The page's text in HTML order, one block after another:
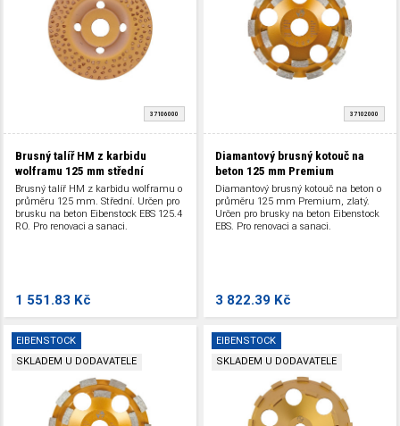
37106000
Brusný talíř HM z karbidu
wolframu 125 mm střední
Brusný talíř HM z karbidu wolframu o
průměru 125 mm. Střední. Určen pro
brusku na beton Eibenstock EBS 125.4
RO. Pro renovaci a sanaci.
1 551.83 Kč
37102000
Diamantový brusný kotouč na
beton 125 mm Premium
Diamantový brusný kotouč na beton o
průměru 125 mm Premium, zlatý.
Určen pro brusky na beton Eibenstock
EBS. Pro renovaci a sanaci.
3 822.39 Kč
EIBENSTOCK
SKLADEM U DODAVATELE
EIBENSTOCK
SKLADEM U DODAVATELE